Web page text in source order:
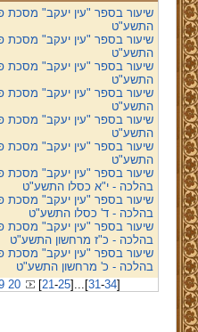
שיעור בספר "עין יעקב"
התשע"ט
שיעור בספר "עין יעקב"
התשע"ט
שיעור בספר "עין יעקב"
התשע"ט
שיעור בספר "עין יעקב"
התשע"ט
שיעור בספר "עין יעקב"
התשע"ט
שיעור בספר "עין יעקב"
התשע"ט
שיעור בספר "עין יעקב" מסכת
בהלכה - י"א כסלו התשע"ט
שיעור בספר "עין יעקב" מסכת
בהלכה - ד' כסלו התשע"ט
שיעור בספר "עין יעקב" מסכת
בהלכה - כ"ז מרחשון התשע"ט
שיעור בספר "עין יעקב" מסכת
בהלכה - כ' מרחשון התשע"ט
20 [21-25] ... [31-34]